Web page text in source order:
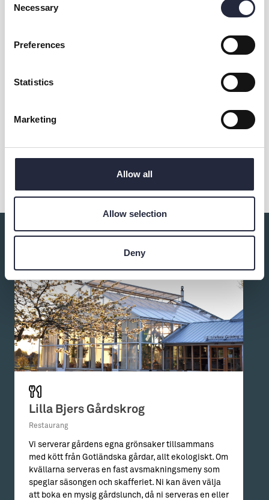
Selection
Necessary
Preferences
Statistics
Marketing
Allow all
Allow selection
Deny
Du kanske också är intresserad av:
Lilla Bjers Gårdskrog
Restaurang
Vi serverar gårdens egna grönsaker tillsammans
med kött från Gotländska gårdar, allt ekologiskt. Om
kvällarna serveras en fast avsmakningsmeny som
speglar säsongen och skafferiet. Ni kan även välja
att boka en mysig gårdslunch, då ni serveras en eller